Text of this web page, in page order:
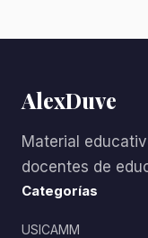
AlexDuve
Material
docentes de
Categorías
USICAMM